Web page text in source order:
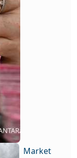
Market